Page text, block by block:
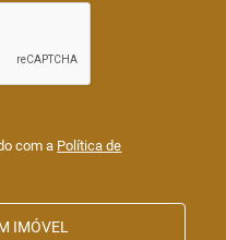
com a Política de
IMÓVEL